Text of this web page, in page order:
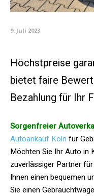
9. Juli 2023
Höchstpreise
bietet faire
Bezahlung für Ihr
Sorgenfreier
Autoankauf Köln für
Möchten Sie Ihr Auto in
zuverlässiger Partner
Ihnen einen bequemen
Sie einen